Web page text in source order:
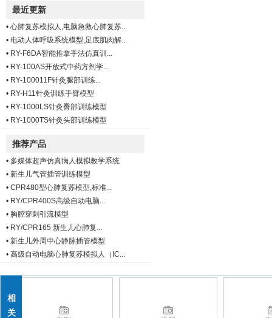
最近更新
• 心肺复苏模拟人,电脑急救心肺复苏...
• 电动人体呼吸系统模型,足底肌肉解...
• RY-F6DA智能推拿手法仿真训...
• RY-100AS开放式中药方剂学...
• RY-100011F针灸腿部训练...
• RY-H11针灸训练手臂模型
• RY-1000LS针灸臀部训练模型
• RY-1000TS针灸头部训练模型
推荐产品
• 多媒体超声仿真病人模拟教学系统
• 新生儿气管插管训练模型
• CPR480型心肺复苏模型,标准...
• RY/CPR400S高级自动电脑...
• 胸腔穿刺引流模型
• RY/CPR165 新生儿心肺复...
• 新生儿外周中心静脉插管模型
• 高级自动电脑心肺复苏模拟人（IC...
相
关